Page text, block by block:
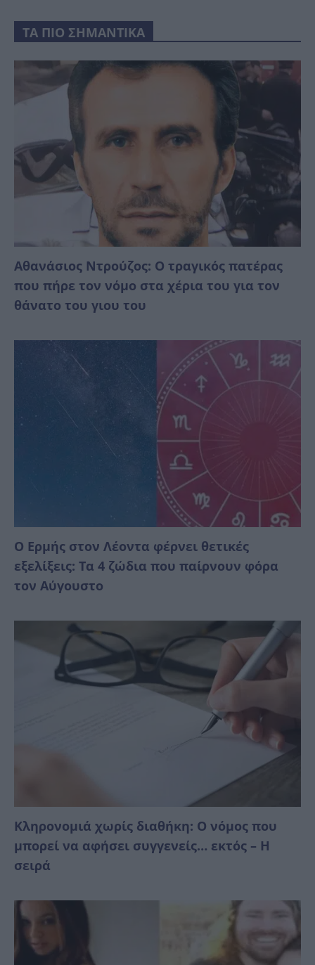
ΤΑ ΠΙΟ ΣΗΜΑΝΤΙΚΑ
Αθανάσιος Ντρούζος: Ο τραγικός πατέρας
που πήρε τον νόμο στα χέρια του για τον
θάνατο του γιου του
Ο Ερμής στον Λέοντα φέρνει θετικές
εξελίξεις: Τα 4 ζώδια που παίρνουν φόρα
τον Αύγουστο
Κληρονομιά χωρίς διαθήκη: Ο νόμος που
μπορεί να αφήσει συγγενείς… εκτός – Η
σειρά